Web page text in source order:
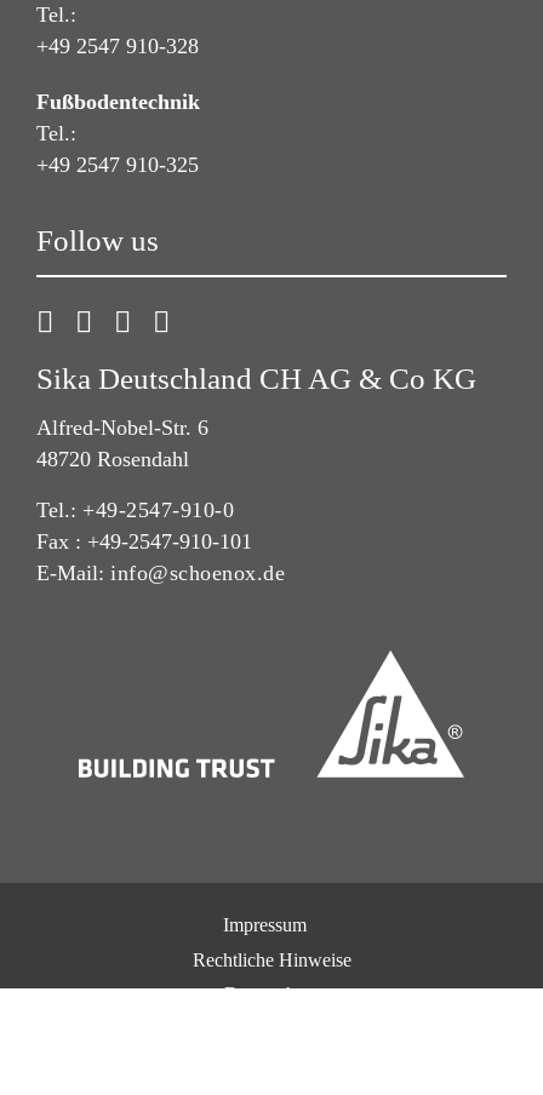
Tel.:
+49 2547 910-328
Fußbodentechnik
Tel.:
+49 2547 910-325
Follow us
Sika Deutschland CH AG & Co KG
Alfred-Nobel-Str. 6
48720 Rosendahl
Tel.: +49-2547-910-0
Fax : +49-2547-910-101
E-Mail: info@schoenox.de
Impressum
Rechtliche Hinweise
Datenschutz